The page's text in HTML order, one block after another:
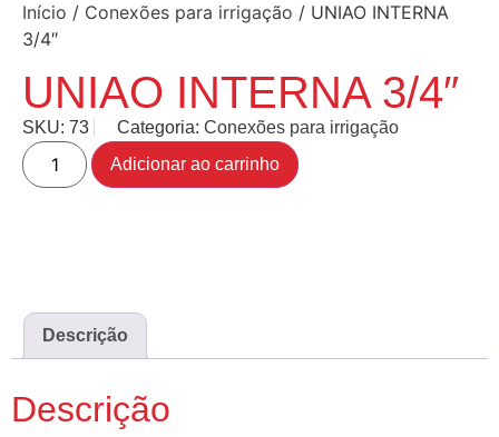
Início / Conexões para irrigação / UNIAO INTERNA
3/4″
UNIAO INTERNA 3/4″
Adicionar ao carrinho
SKU: 73 Categoria: Conexões para irrigação
Descrição
Descrição